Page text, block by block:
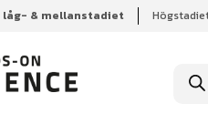
låg- & mellanstadiet
& gymnasiet Fysik Ljud